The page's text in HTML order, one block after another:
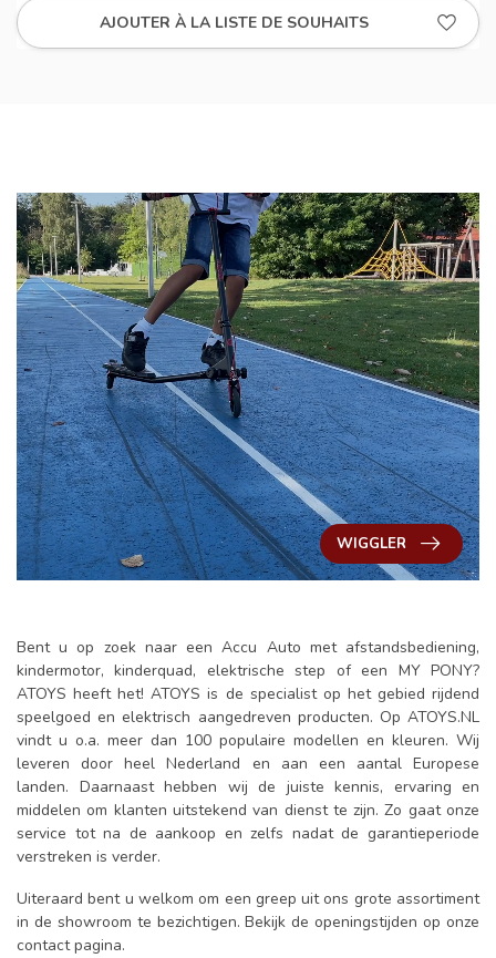
AJOUTER À LA LISTE DE SOUHAITS
WIGGLER
Bent u op zoek naar een Accu Auto met afstandsbediening,
kindermotor, kinderquad, elektrische step of een MY PONY?
ATOYS heeft het! ATOYS is de specialist op het gebied rijdend
speelgoed en elektrisch aangedreven producten. Op ATOYS.NL
vindt u o.a. meer dan 100 populaire modellen en kleuren. Wij
leveren door heel Nederland en aan een aantal Europese
landen. Daarnaast hebben wij de juiste kennis, ervaring en
middelen om klanten uitstekend van dienst te zijn. Zo gaat onze
service tot na de aankoop en zelfs nadat de garantieperiode
verstreken is verder.
Uiteraard bent u welkom om een greep uit ons grote assortiment
in de showroom te bezichtigen. Bekijk de openingstijden op onze
contact pagina.